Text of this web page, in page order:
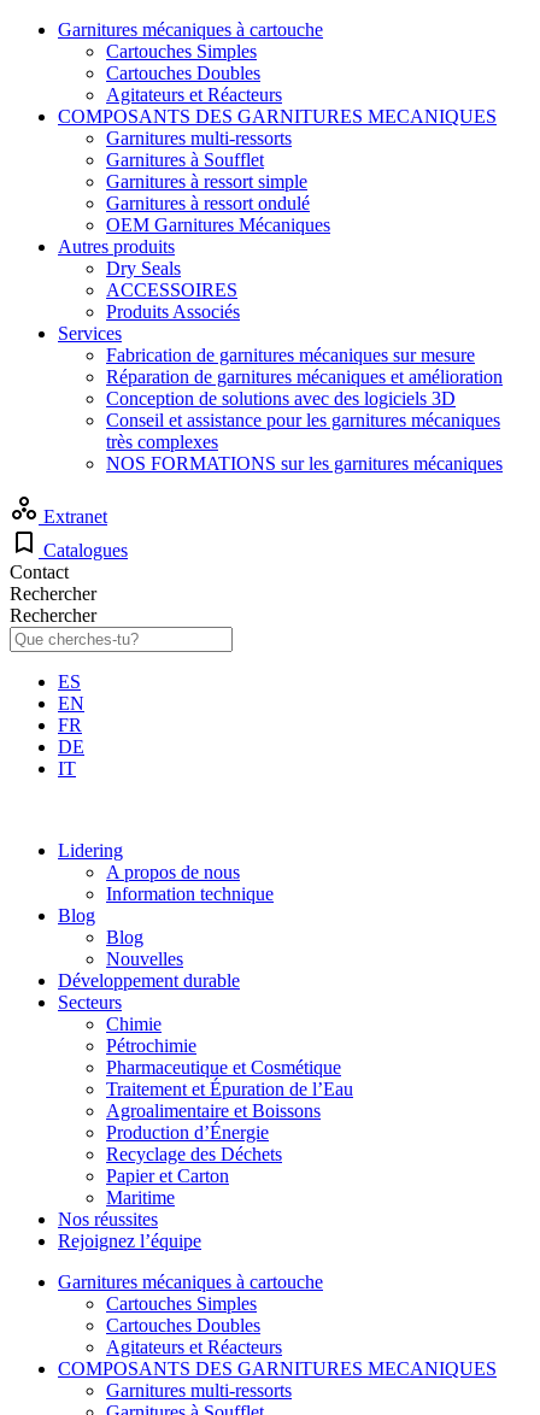
Garnitures mécaniques à cartouche
Cartouches Simples
Cartouches Doubles
Agitateurs et Réacteurs
COMPOSANTS DES GARNITURES MECANIQUES
Garnitures multi-ressorts
Garnitures à Soufflet
Garnitures à ressort simple
Garnitures à ressort ondulé
OEM Garnitures Mécaniques
Autres produits
Dry Seals
ACCESSOIRES
Produits Associés
Services
Fabrication de garnitures mécaniques sur mesure
Réparation de garnitures mécaniques et amélioration
Conception de solutions avec des logiciels 3D
Conseil et assistance pour les garnitures mécaniques
très complexes
NOS FORMATIONS sur les garnitures mécaniques
Extranet
Catalogues
Contact
Rechercher
Rechercher
ES
EN
FR
DE
IT
Lidering
A propos de nous
Information technique
Blog
Blog
Nouvelles
Développement durable
Secteurs
Chimie
Pétrochimie
Pharmaceutique et Cosmétique
Traitement et Épuration de l’Eau
Agroalimentaire et Boissons
Production d’Énergie
Recyclage des Déchets
Papier et Carton
Maritime
Nos réussites
Rejoignez l’équipe
Garnitures mécaniques à cartouche
Cartouches Simples
Cartouches Doubles
Agitateurs et Réacteurs
COMPOSANTS DES GARNITURES MECANIQUES
Garnitures multi-ressorts